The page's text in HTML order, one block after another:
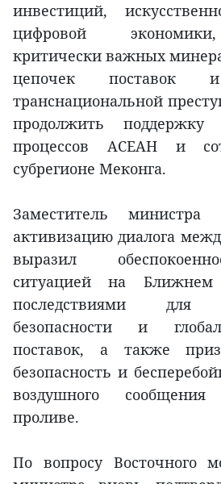
инвестиций,
цифровой
критически важных
цепочек
транснациональной
продолжить поддержку
процессов АСЕАН и
субрегионе Меконга.
Заместитель министра
активизацию диалога
выразил
ситуацией на
последствиями для
безопасности и
поставок, а также
безопасность и
воздушного
проливе.
По вопросу Восточного